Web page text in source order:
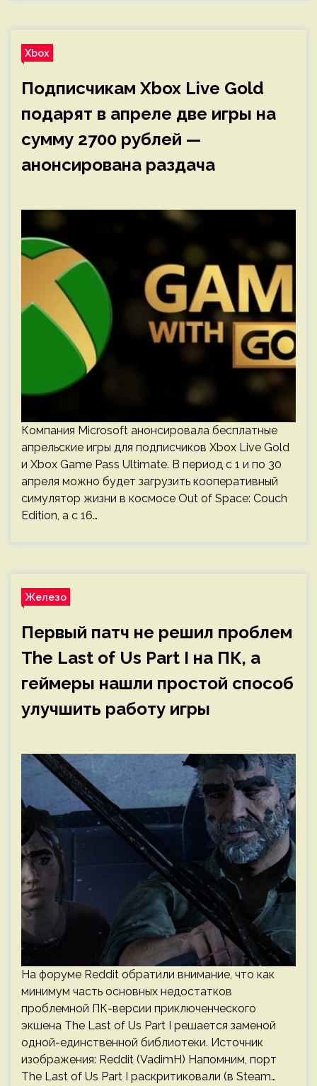
Xbox
Подписчикам Xbox Live Gold
подарят в апреле две игры на
сумму 2700 рублей —
анонсирована раздача
Компания Microsoft анонсировала бесплатные
апрельские игры для подписчиков Xbox Live Gold
и Xbox Game Pass Ultimate. В период с 1 и по 30
апреля можно будет загрузить кооперативный
симулятор жизни в космосе Out of Space: Couch
Edition, а с 16…
Железо
Первый патч не решил проблем
The Last of Us Part I на ПК, а
геймеры нашли простой способ
улучшить работу игры
На форуме Reddit обратили внимание, что как
минимум часть основных недостатков
проблемной ПК-версии приключенческого
экшена The Last of Us Part I решается заменой
одной-единственной библиотеки. Источник
изображения: Reddit (VadimH) Напомним, порт
The Last of Us Part I раскритиковали (в Steam…